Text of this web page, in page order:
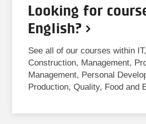
Looking for
English?
See all of our courses within
Construction, Management,
Management, Personal
Production, Quality, Food and